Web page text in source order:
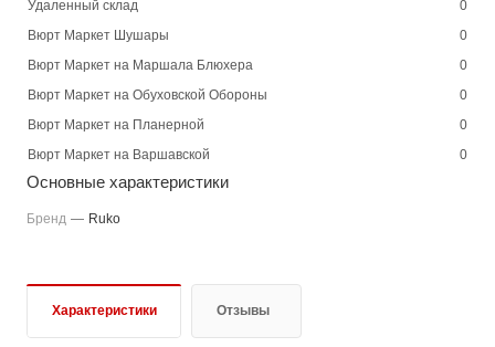
Удаленный склад
0
Вюрт Маркет Шушары
0
Вюрт Маркет на Маршала Блюхера
0
Вюрт Маркет на Обуховской Обороны
0
Вюрт Маркет на Планерной
0
Вюрт Маркет на Варшавской
0
Основные характеристики
Бренд — Ruko
Характеристики Отзывы